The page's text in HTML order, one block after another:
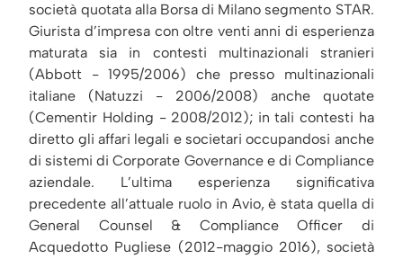
società quotata alla Borsa di Milano segmento STAR.
Giurista d’impresa con oltre venti anni di esperienza
maturata sia in contesti multinazionali stranieri
(Abbott - 1995/2006) che presso multinazionali
italiane (Natuzzi - 2006/2008) anche quotate
(Cementir Holding - 2008/2012); in tali contesti ha
diretto gli affari legali e societari occupandosi anche
di sistemi di Corporate Governance e di Compliance
aziendale. L’ultima esperienza significativa
precedente all’attuale ruolo in Avio, è stata quella di
General Counsel & Compliance Officer di
Acquedotto Pugliese (2012-maggio 2016), società